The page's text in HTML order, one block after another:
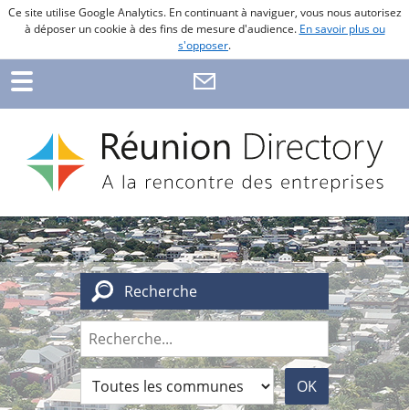
Ce site utilise Google Analytics. En continuant à naviguer, vous nous autorisez
à déposer un cookie à des fins de mesure d'audience. En savoir plus ou
s'opposer.
Recherche